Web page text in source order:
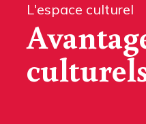
L'espace culturel